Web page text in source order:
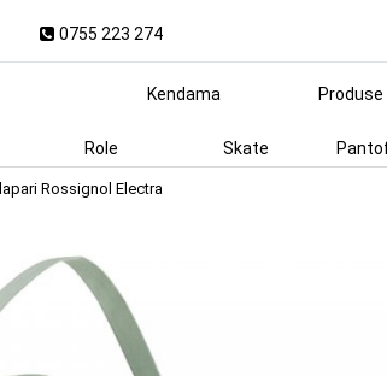
0755 223 274
Kendama Produse
Role Skate
Rossignol Electra